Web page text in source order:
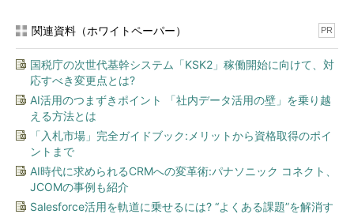
関連資料（ホワイトペーパー） PR
国税庁の次世代基幹システム「KSK2」稼働開始に向けて、対
応すべき変更点とは?
AI活用のつまずきポイント 「社内データ活用の壁」を乗り越
える方法とは
「入札市場」完全ガイドブック:メリットから資格取得のポイ
ントまで
AI時代に求められるCRMへの変革術:パナソニック コネクト、
JCOMの事例も紹介
Salesforce活用を軌道に乗せるには? “よくある課題”を解消す